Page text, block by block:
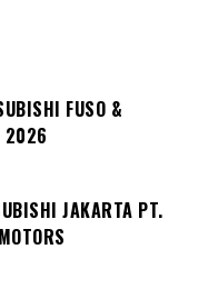
FUSO &
2026
JAKARTA PT.